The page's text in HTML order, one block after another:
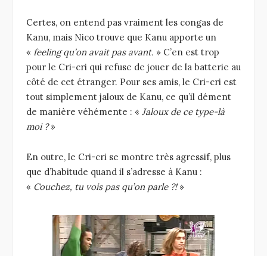
Certes, on entend pas vraiment les congas de
Kanu, mais Nico trouve que Kanu apporte un
« feeling qu’on avait pas avant. » C’en est trop
pour le Cri-cri qui refuse de jouer de la batterie au
côté de cet étranger. Pour ses amis, le Cri-cri est
tout simplement jaloux de Kanu, ce qu’il dément
de manière véhémente : « Jaloux de ce type-là
moi ?»
En outre, le Cri-cri se montre très agressif, plus
que d’habitude quand il s’adresse à Kanu :
« Couchez, tu vois pas qu’on parle ?!»